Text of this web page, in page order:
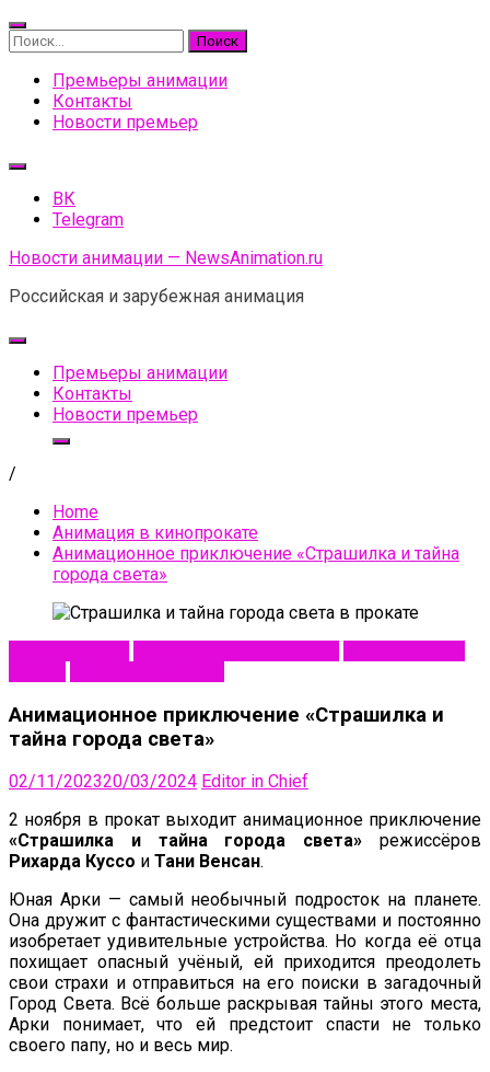
Skip
to
content
Найти:
Премьеры анимации
Контакты
Новости премьер
ВК
Telegram
Новости анимации — NewsAnimation.ru
Российская и зарубежная анимация
Премьеры анимации
Контакты
Новости премьер
/
Home
Анимация в кинопрокате
Анимационное приключение «Страшилка и тайна
города света»
Анимационное приключение «Страшилка и
тайна города света»
02/11/202320/03/2024 Editor in Chief
2 ноября в прокат выходит анимационное приключение
«Страшилка и тайна города света» режиссёров
Рихарда Куссо и Тани Венсан.
Юная Арки — самый необычный подросток на планете.
Она дружит с фантастическими существами и постоянно
изобретает удивительные устройства. Но когда её отца
похищает опасный учёный, ей приходится преодолеть
свои страхи и отправиться на его поиски в загадочный
Город Света. Всё больше раскрывая тайны этого места,
Арки понимает, что ей предстоит спасти не только
своего папу, но и весь мир.